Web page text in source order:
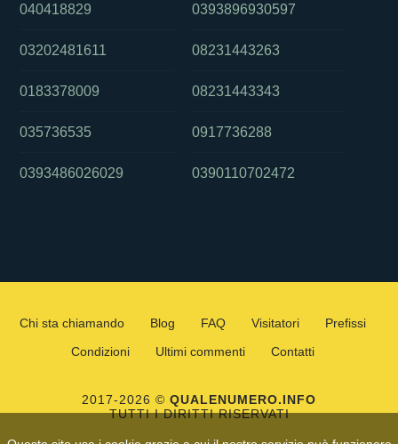
040418829
03202481611
0183378009
035736535
0393486026029
0393896930597
08231443263
08231443343
0917736288
0390110702472
Chi sta chiamando Blog FAQ Visitatori
Prefissi
Condizioni
Ultimi commenti Contatti
2017-2026 © QUALENUMERO.INFO
TUTTI I DIRITTI RISERVATI